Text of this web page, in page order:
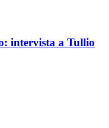
intervista a Tullio